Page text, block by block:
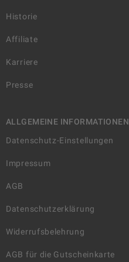
Historie
Affiliate
Karriere
Presse
ALLGEMEINE INFORMATIONEN
Datenschutz-Einstellungen
Impressum
AGB
Datenschutzerklärung
Widerrufsbelehrung
AGB für die Gutscheinkarte